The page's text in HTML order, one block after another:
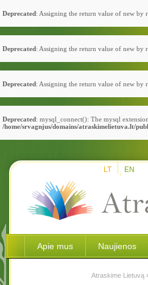
Deprecated: Assigning the return value of new by
Deprecated: Assigning the return value of new by
Deprecated: Assigning the return value of new by
Deprecated: mysql_connect(): The mysql
/home/srvagnjus/domains/atraskimelietuva.lt/
LT EN
Apie mus Naujienos
Atraskime Lietuvą